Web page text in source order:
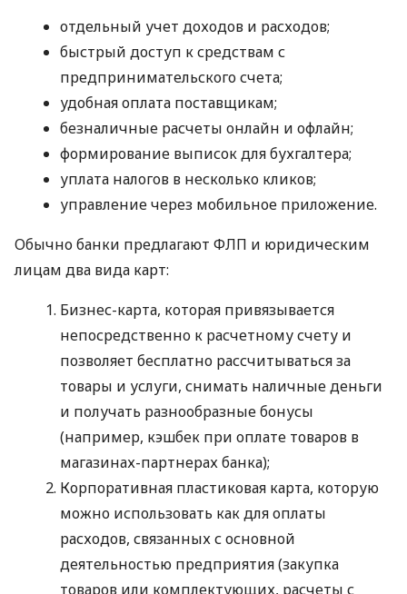
отдельный учет доходов и расходов;
быстрый доступ к средствам с
предпринимательского счета;
удобная оплата поставщикам;
безналичные расчеты онлайн и офлайн;
формирование выписок для бухгалтера;
уплата налогов в несколько кликов;
управление через мобильное приложение.
Обычно банки предлагают ФЛП и юридическим
лицам два вида карт:
Бизнес-карта, которая привязывается
непосредственно к расчетному счету и
позволяет бесплатно рассчитываться за
товары и услуги, снимать наличные деньги
и получать разнообразные бонусы
(например, кэшбек при оплате товаров в
магазинах-партнерах банка);
Корпоративная пластиковая карта, которую
можно использовать как для оплаты
расходов, связанных с основной
деятельностью предприятия (закупка
товаров или комплектующих, расчеты с